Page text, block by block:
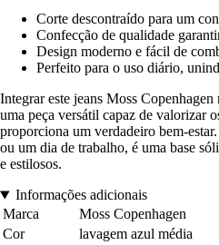
Corte descontraído para um
Confecção de qualidade
Design moderno e fácil de
Perfeito para o uso diário,
Integrar este jeans Moss
uma peça versátil capaz de valorizar
proporciona um verdadeiro bem-
ou um dia de trabalho, é uma base
e estilosos.
Informações adicionais
Marca
Moss Copenhagen
Cor
lavagem azul média